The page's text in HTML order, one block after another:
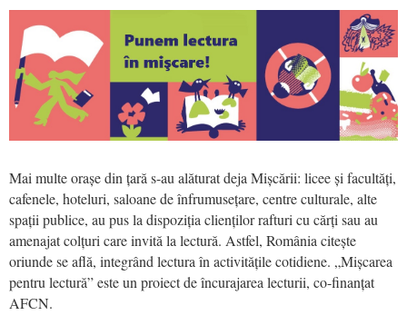
Mai multe orașe din țară s-au alăturat deja Mișcării: licee și facultăți,
cafenele, hoteluri, saloane de înfrumusețare, centre culturale, alte
spații publice, au pus la dispoziția clienților rafturi cu cărți sau au
amenajat colțuri care invită la lectură. Astfel, România citește
oriunde se află, integrând lectura în activitățile cotidiene. „Mișcarea
pentru lectură” este un proiect de încurajarea lecturii, co-finanțat
AFCN.